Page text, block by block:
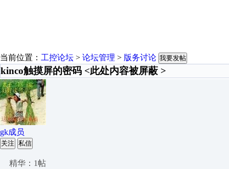
当前位置： 工控论坛 > 论坛管理 > 版务讨论 我要发帖
kinco触摸屏的密码 <此处内容被屏蔽 >
gk成员
关注 私信
精华：1帖